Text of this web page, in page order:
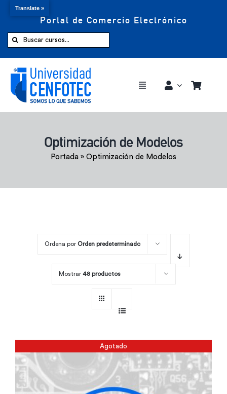
Portal de Comercio Electrónico
Buscar:
Toggle
Comprar ahora
Optimización de Modelos
Portada » Optimización de Modelos
Ordena por Orden predeterminado
Mostrar 48 productos
Agotado
Translate »